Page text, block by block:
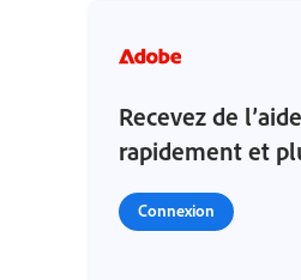
Recevez de
rapidement et
Connexion